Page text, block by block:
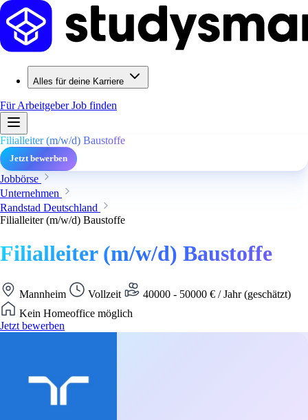
Alles für deine Karriere
Für ArbeitgeberJob finden
Filialleiter (m/w/d) Baustoffe
Jetzt bewerben
Jobbörse
Unternehmen
Randstad Deutschland
Filialleiter (m/w/d) Baustoffe
Filialleiter (m/w/d) Baustoffe
Mannheim Vollzeit
40000 - 50000 € / Jahr (geschätzt)
Kein Homeoffice möglich
Jetzt bewerben